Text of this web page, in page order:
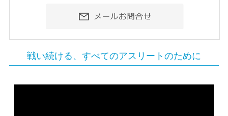
戦い続ける、すべてのアスリートのために